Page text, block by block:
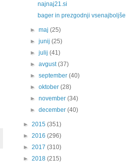
najnaj21.si
bager in prezgodnji vsenajboljše
►maj(25)
►junij(25)
►julij(41)
►avgust(37)
►september(40)
►oktober(28)
►november(34)
►december(40)
► 2015 (351)
► 2016 (296)
► 2017 (310)
► 2018 (215)